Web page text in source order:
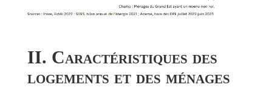
II. Caractéristiques des
logements et des ménages